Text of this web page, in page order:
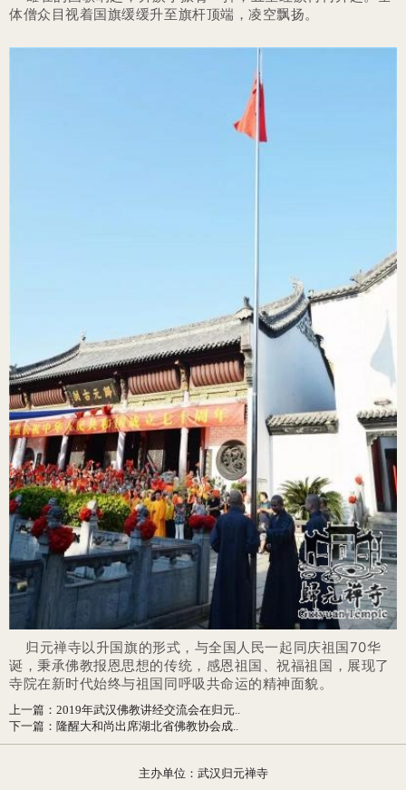
体僧众目视着国旗缓缓升至旗杆顶端，凌空飘扬。
归元禅寺以升国旗的形式，与全国人民一起同庆祖国70华
诞，秉承佛教报恩思想的传统，感恩祖国、祝福祖国，展现了
寺院在新时代始终与祖国同呼吸共命运的精神面貌。
上一篇 ： 2019年武汉佛教讲经交流会在归元..
下一篇 ： 隆醒大和尚出席湖北省佛教协会成..
主办单位：武汉归元禅寺